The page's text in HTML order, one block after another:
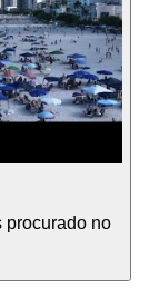
procurado no